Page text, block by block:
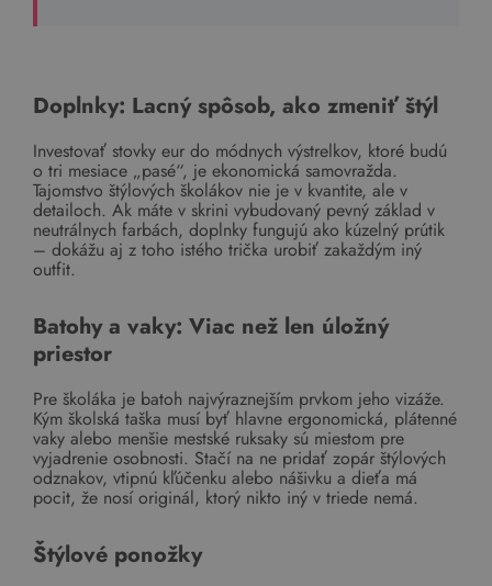
Doplnky: Lacný spôsob, ako zmeniť štýl
Investovať stovky eur do módnych výstrelkov, ktoré budú
o tri mesiace „pasé“, je ekonomická samovražda.
Tajomstvo štýlových školákov nie je v kvantite, ale v
detailoch. Ak máte v skrini vybudovaný pevný základ v
neutrálnych farbách, doplnky fungujú ako kúzelný prútik
– dokážu aj z toho istého trička urobiť zakaždým iný
outfit.
Batohy a vaky: Viac než len úložný
priestor
Pre školáka je batoh najvýraznejším prvkom jeho vizáže.
Kým školská taška musí byť hlavne ergonomická, plátenné
vaky alebo menšie mestské ruksaky sú miestom pre
vyjadrenie osobnosti. Stačí na ne pridať zopár štýlových
odznakov, vtipnú kľúčenku alebo nášivku a dieťa má
pocit, že nosí originál, ktorý nikto iný v triede nemá.
Štýlové ponožky